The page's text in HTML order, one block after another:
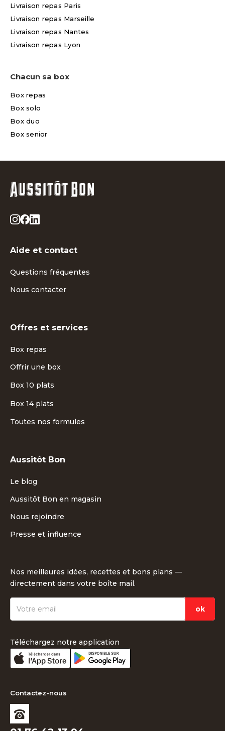
Livraison repas Paris
Livraison repas Marseille
Livraison repas Nantes
Livraison repas Lyon
Chacun sa box
Box repas
Box solo
Box duo
Box senior
Aide et contact
Questions fréquentes
Nous contacter
Offres et services
Box repas
Offrir une box
Box 10 plats
Box 14 plats
Toutes nos formules
Aussitôt Bon
Le blog
Aussitôt Bon en magasin
Nous rejoindre
Presse et influence
Nos meilleures idées, recettes et bons plans —
directement dans votre boîte mail.
Téléchargez notre application
Contactez-nous